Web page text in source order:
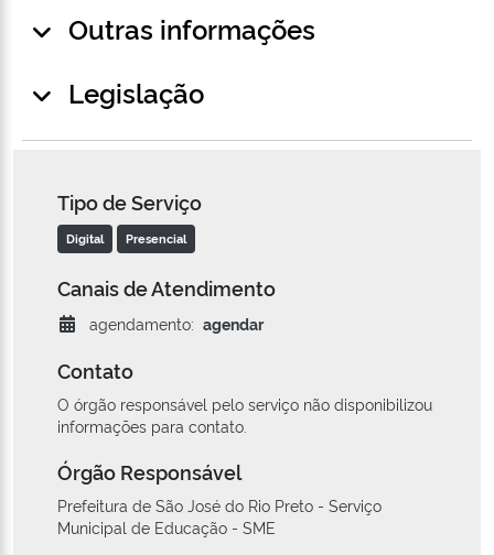
Outras informações
Legislação
Tipo de Serviço
Digital Presencial
Canais de Atendimento
agendamento: agendar
Contato
O órgão responsável pelo serviço não disponibilizou
informações para contato.
Órgão Responsável
Prefeitura de São José do Rio Preto - Serviço
Municipal de Educação - SME